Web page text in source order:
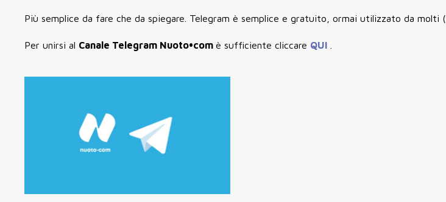
Più semplice da fare che da spiegare. Telegram è semplice e gratuito, ormai utilizzato da molti (
Per unirsi al Canale Telegram Nuoto•com è sufficiente cliccare QUI